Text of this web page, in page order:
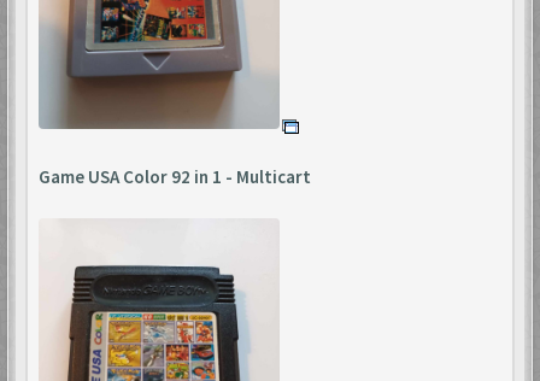
Game USA Color 92 in 1 - Multicart